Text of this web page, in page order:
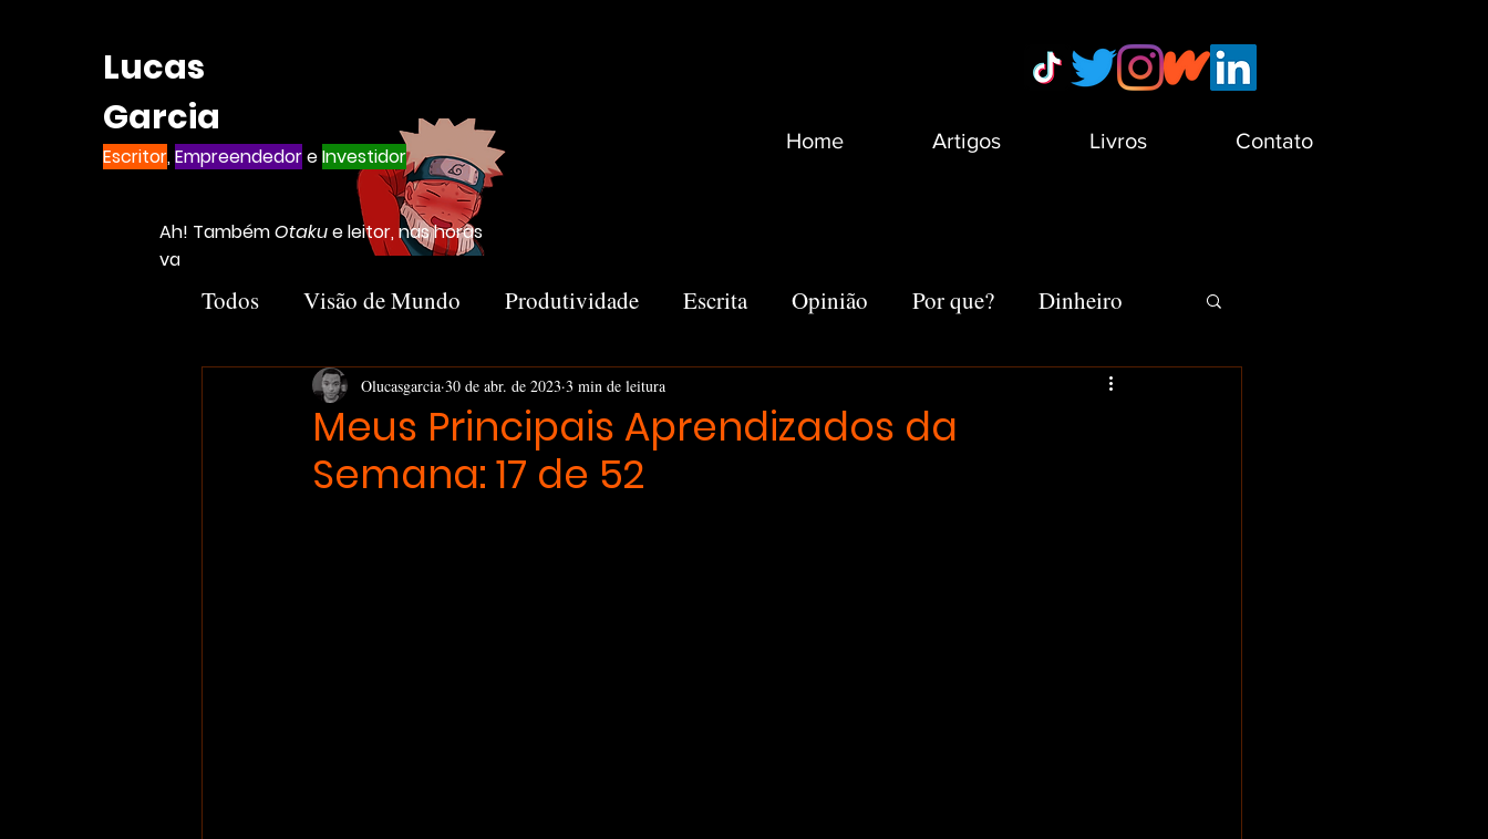
Lucas
Garcia
Escritor,EmpreendedoreInvestidor
Ah! TambémOtakue leitor, nas horas
vagas
Home Artigos Livros Contato
Todos Visão de Mundo Produtividade Escrita Opinião Por que? Dinheiro
Introvertido Livros Recomendações Minha Vida
Negócios
Meus Principais Aprendizados da
Semana: 17 de 52
Olucasgarcia 30 de abr. de 2023 3 min de leitura